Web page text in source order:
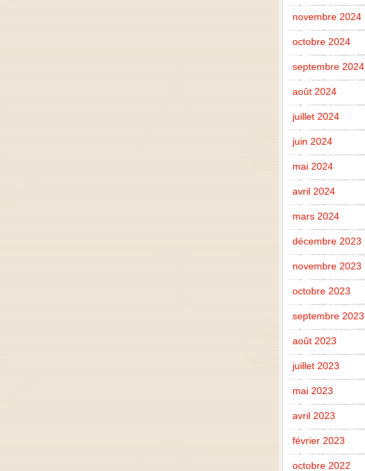
novembre 2024
octobre 2024
septembre 2024
août 2024
juillet 2024
juin 2024
mai 2024
avril 2024
mars 2024
décembre 2023
novembre 2023
octobre 2023
septembre 2023
août 2023
juillet 2023
mai 2023
avril 2023
février 2023
octobre 2022